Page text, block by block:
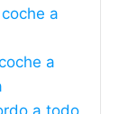
a
a